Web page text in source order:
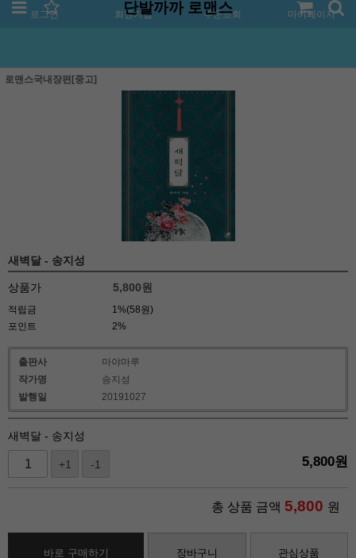
로그인 회원가입 주문조회 마이페이지
단발까까 로맨스
로맨스국내장편[중고]
새벽달 - 송지성
상품가 5,800원
적립금
1%(58원)
포인트
2%
출판사
마야마루
작가명
송지성
발행일
20191027
새벽달 - 송지성
+1 -1 5,800원
총 상품 금액 5,800 원
바로 구매하기 장바구니 관심상품